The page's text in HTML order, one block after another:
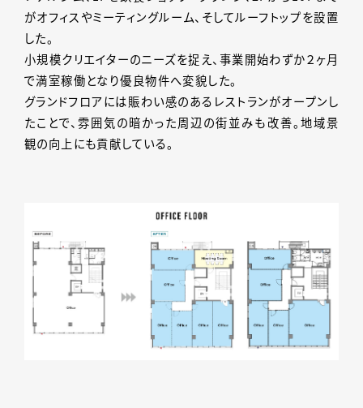
がオフィスやミーティングルーム、そしてルーフトップを設置
した。
小規模クリエイターのニーズを捉え、事業開始わずか２ヶ月
で満室稼働となり優良物件へ変貌した。
グランドフロアには賑わい感のあるレストランがオープンし
たことで、雰囲気の暗かった周辺の街並みも改善。地域景
観の向上にも貢献している。